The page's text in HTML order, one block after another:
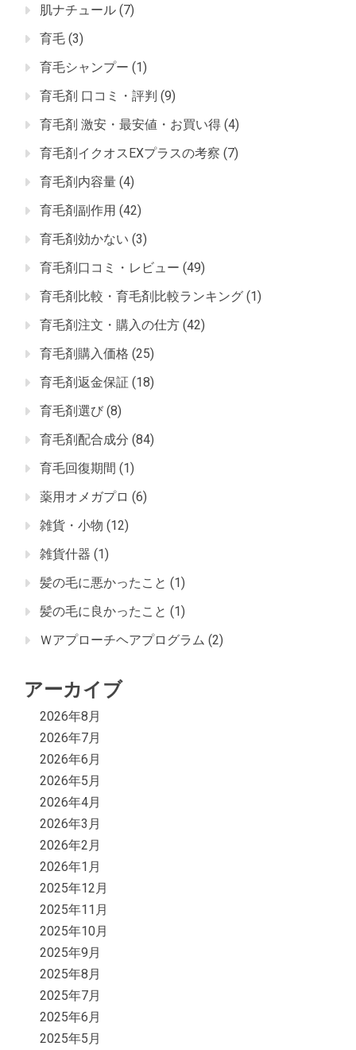
肌ナチュール (7)
育毛 (3)
育毛シャンプー (1)
育毛剤 口コミ・評判 (9)
育毛剤 激安・最安値・お買い得 (4)
育毛剤イクオスEXプラスの考察 (7)
育毛剤内容量 (4)
育毛剤副作用 (42)
育毛剤効かない (3)
育毛剤口コミ・レビュー (49)
育毛剤比較・育毛剤比較ランキング (1)
育毛剤注文・購入の仕方 (42)
育毛剤購入価格 (25)
育毛剤返金保証 (18)
育毛剤選び (8)
育毛剤配合成分 (84)
育毛回復期間 (1)
薬用オメガプロ (6)
雑貨・小物 (12)
雑貨什器 (1)
髪の毛に悪かったこと (1)
髪の毛に良かったこと (1)
Ｗアプローチヘアプログラム (2)
アーカイブ
2026年8月
2026年7月
2026年6月
2026年5月
2026年4月
2026年3月
2026年2月
2026年1月
2025年12月
2025年11月
2025年10月
2025年9月
2025年8月
2025年7月
2025年6月
2025年5月